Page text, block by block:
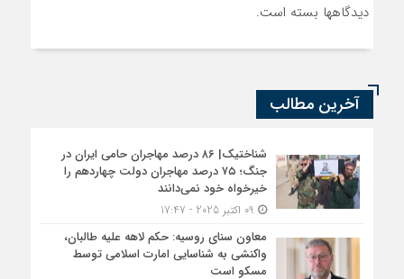
دیدگاهها بسته است.
آخرین مطالب
شناختیک| ۸۶ درصد مهاجران حامی ایران در
جنگ؛ ۷۵ درصد مهاجران دولت چهاردهم را
خیرخواه خود نمی‌دانند
معاون سنای روسیه: حکم لاهه علیه طالبان،
واکنشی به شناسایی امارت اسلامی توسط
مسکو است